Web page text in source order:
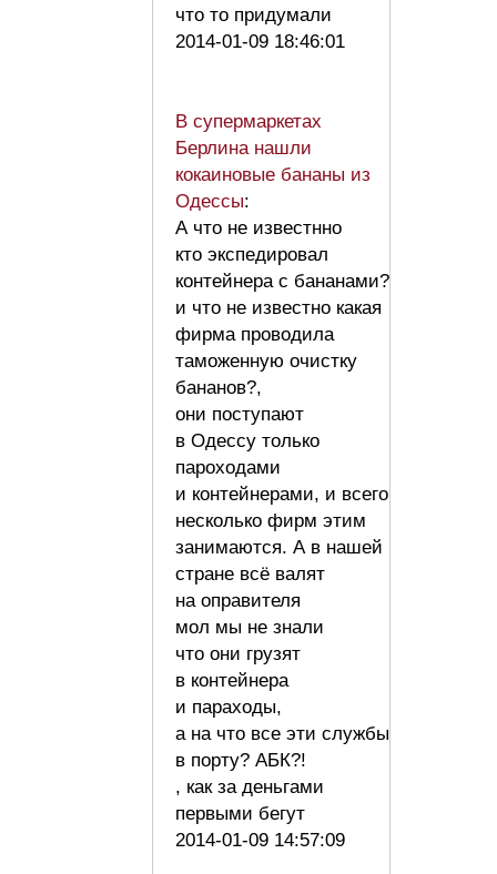
что то придумали
2014-01-09 18:46:01
В супермаркетах
Берлина нашли
кокаиновые бананы из
Одессы:
А что не известнно
кто экспедировал
контейнера с бананами?
и что не известно какая
фирма проводила
таможенную очистку
бананов?,
они поступают
в Одессу только
пароходами
и контейнерами, и всего
несколько фирм этим
занимаются. А в нашей
стране всё валят
на оправителя
мол мы не знали
что они грузят
в контейнера
и параходы,
а на что все эти службы
в порту? АБК?!
, как за деньгами
первыми бегут
2014-01-09 14:57:09